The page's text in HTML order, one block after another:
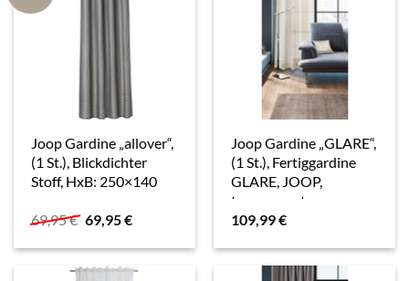
Joop Gardine „allover“,
(1 St.), Blickdichter
Stoff, HxB: 250×140
69,95€ Ursprünglicher
Preis
war:
69,95 €
69,95€Aktueller
ist:
Joop Gardine „GLARE“,
(1 St.), Fertiggardine
GLARE, JOOP,
transparent
109,99€